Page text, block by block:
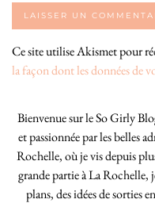
Ce site utilise Akismet pour
la façon dont les données de
Bienvenue sur le So Girly
et passionnée par les belles
Rochelle, où je vis depuis
grande partie à La Rochelle,
plans, des idées de sorties